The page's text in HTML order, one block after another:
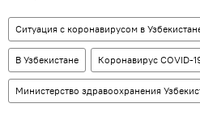
Ситуация с коронавирусом в
В Узбекистане Коронавирус COVID-
Министерство здравоохранения